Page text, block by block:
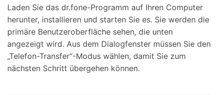
Laden Sie das dr.fone-Programm auf Ihren Computer
herunter, installieren und starten Sie es. Sie werden die
primäre Benutzeroberfläche sehen, die unten
angezeigt wird. Aus dem Dialogfenster müssen Sie den
„Telefon-Transfer“-Modus wählen, damit Sie zum
nächsten Schritt übergehen können.